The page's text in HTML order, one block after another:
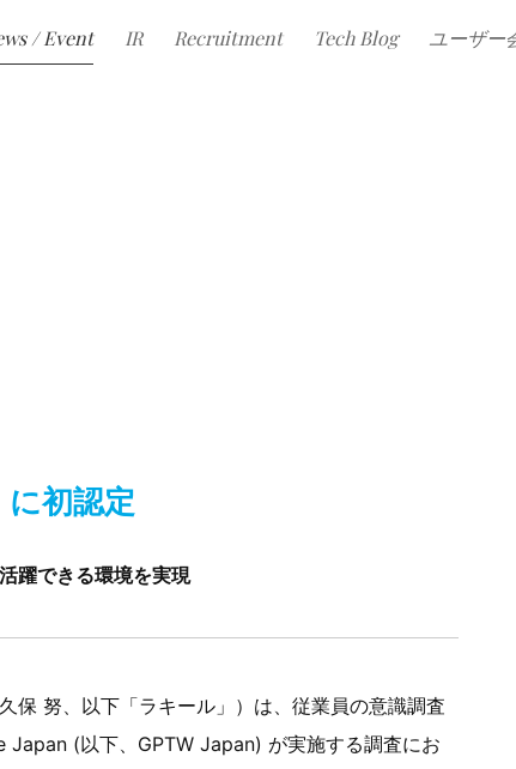
初認定
躍できる環境を実現
保 努、以下「ラキール」）は、従業員の意識調査
(以下、GPTW Japan) が実施する調査にお
/ Event IR Recruitment Tech Blog ユーザー